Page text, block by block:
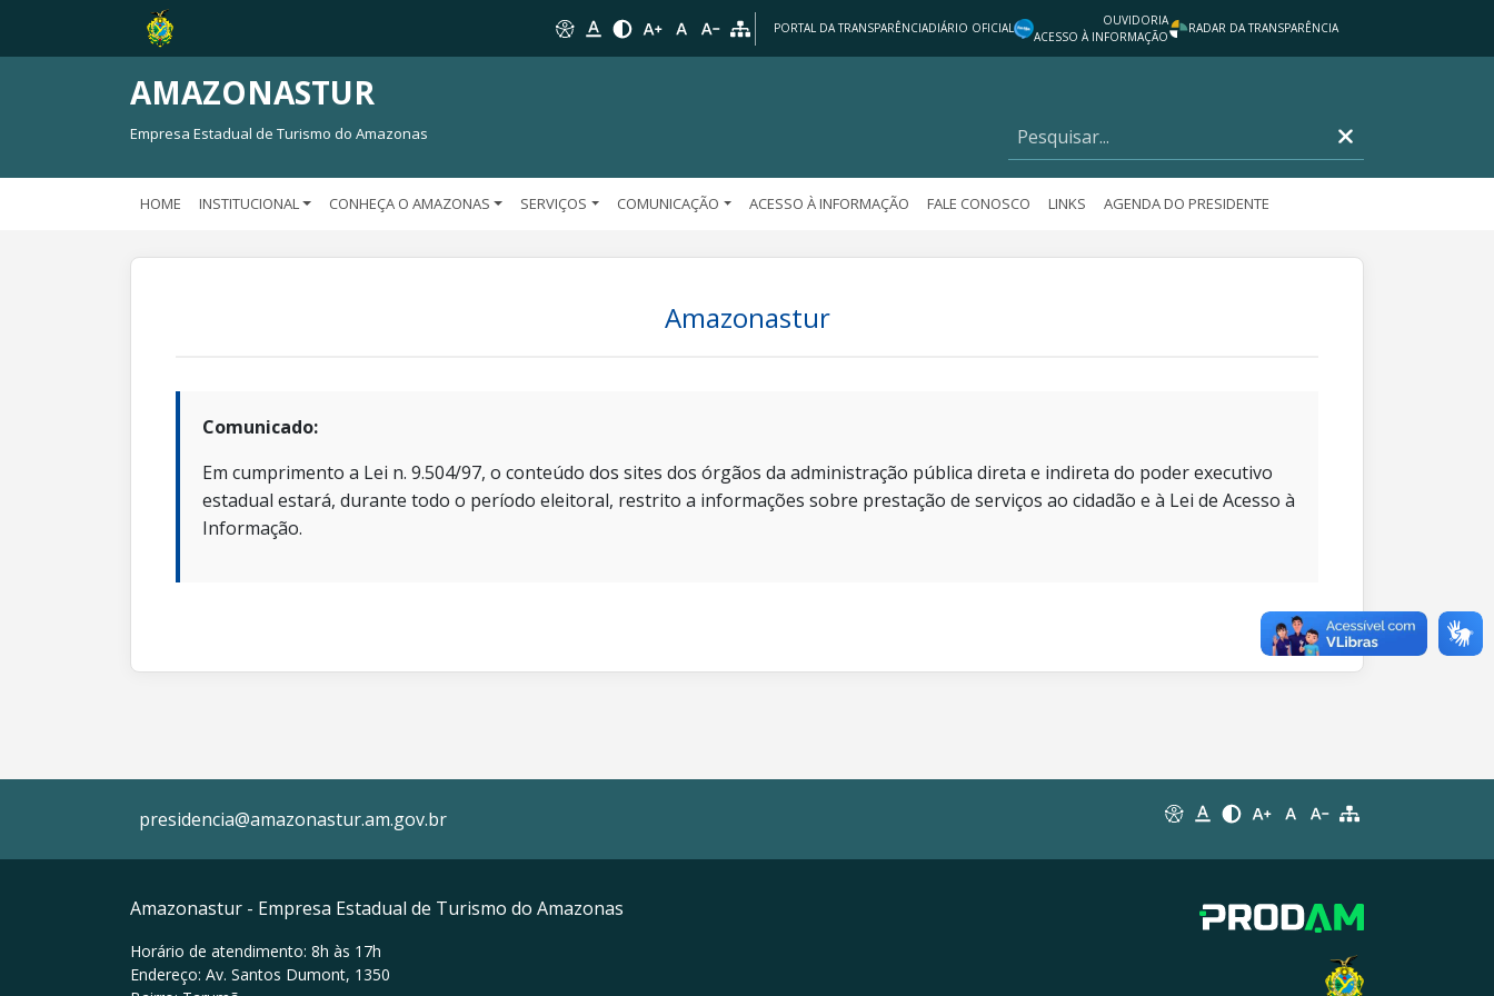
PORTAL DA TRANSPARÊNCIADIÁRIO OFICIAL
OUVIDORIA
ACESSO À INFORMAÇÃO
RADAR DA TRANSPARÊNCIA
AMAZONASTUR
Empresa Estadual de Turismo do Amazonas
HOME INSTITUCIONAL CONHEÇA O AMAZONAS SERVIÇOS COMUNICAÇÃO ACESSO À INFORMAÇÃO FALE CONOSCO LINKS AGENDA DO PRESIDENTE
Amazonastur
Comunicado:
Em cumprimento a Lei n. 9.504/97, o conteúdo dos sites dos órgãos da administração pública direta e indireta do poder executivo
estadual estará, durante todo o período eleitoral, restrito a informações sobre prestação de serviços ao cidadão e à Lei de Acesso à
Informação.
presidencia@amazonastur.am.gov.br
Amazonastur - Empresa Estadual de Turismo do Amazonas
Horário de atendimento: 8h às 17h
Endereço: Av. Santos Dumont, 1350